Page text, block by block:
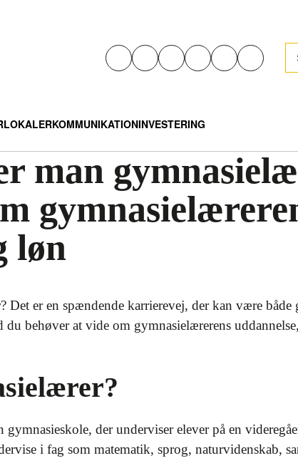
LOKALERKOMMUNIKATIONINVESTERING
man
løn
er en spændende karrierevej, der kan være
behøver at vide om gymnasielærerens
der underviser elever på en
i fag som matematik, sprog, naturvidenskab,